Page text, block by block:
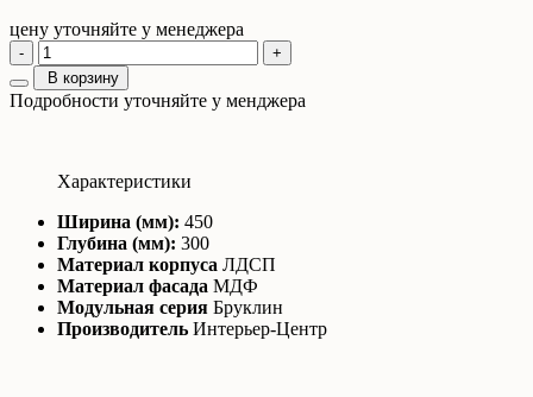
цену уточняйте у менеджера
-
+
В корзину
Подробности уточняйте у менджера
Характеристики
Ширина (мм): 450
Глубина (мм): 300
Материал корпуса ЛДСП
Материал фасада МДФ
Модульная серия Бруклин
Производитель Интерьер-Центр